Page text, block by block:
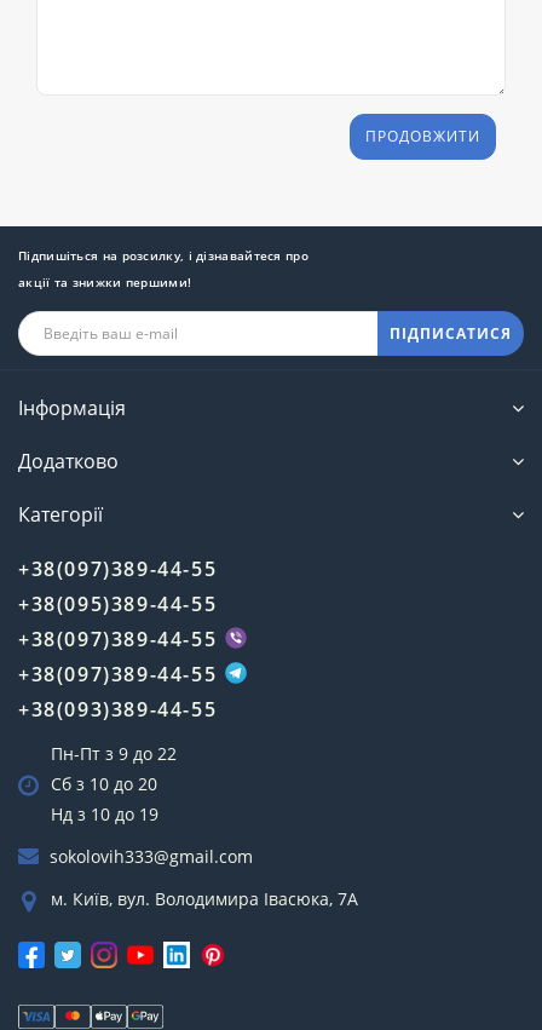
ПРОДОВЖИТИ
Підпишіться на розсилку, і дізнавайтеся про
акції та знижки першими!
ПІДПИСАТИСЯ
Інформація
Додатково
Категорії
+38(097)389-44-55
+38(095)389-44-55
+38(097)389-44-55
+38(097)389-44-55
+38(093)389-44-55
Пн-Пт з 9 до 22
Сб з 10 до 20
Нд з 10 до 19
sokolovih333@gmail.com
м. Київ, вул. Володимира Івасюка, 7А